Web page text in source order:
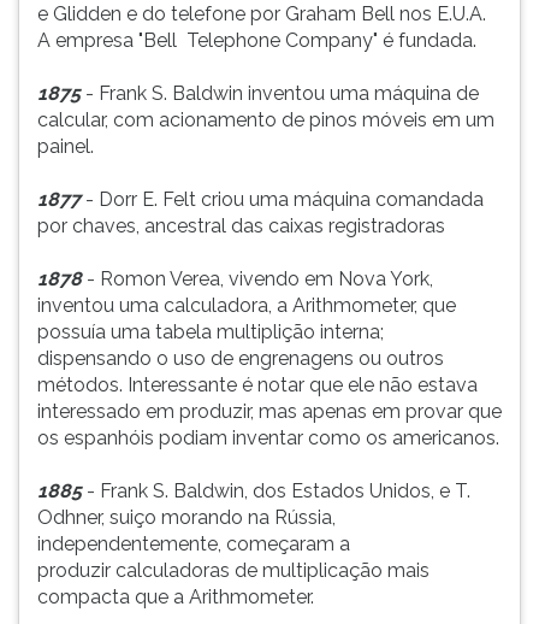
e Glidden e do telefone por Graham Bell nos E.U.A.
A empresa "Bell Telephone Company" é fundada.
1875- Frank S. Baldwin inventou uma máquina de
calcular, com acionamento de pinos móveis em um
painel.
1877- Dorr E. Felt criou uma máquina comandada
por chaves, ancestral das caixas registradoras
1878- Romon Verea, vivendo em Nova York,
inventou uma calculadora, a Arithmometer, que
possuía uma tabela multiplição interna;
dispensando o uso de engrenagens ou outros
métodos. Interessante é notar que ele não estava
interessado em produzir, mas apenas em provar que
os espanhóis podiam inventar como os americanos.
1885- Frank S. Baldwin, dos Estados Unidos, e T.
Odhner, suiço morando na Rússia,
independentemente, começaram a
produzir calculadoras de multiplicação mais
compacta que a Arithmometer.